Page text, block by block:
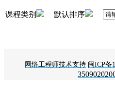
课程类别 默认排序
网络工程师技术支持 闽ICP备